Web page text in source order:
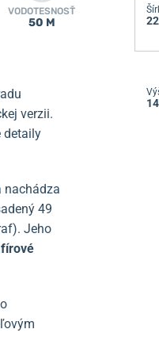
VODOTESNOSŤ
50 M
verzii.
detaily
nachádza
49
Jeho